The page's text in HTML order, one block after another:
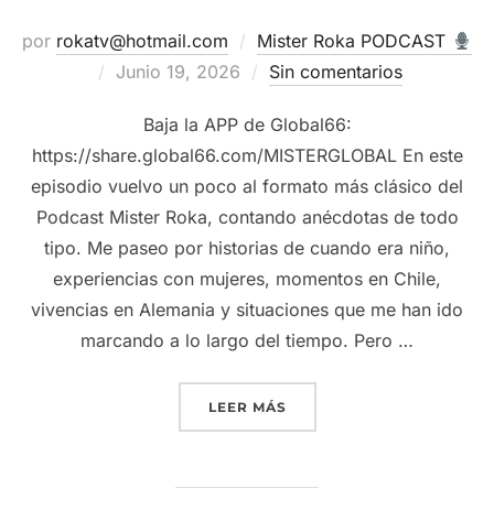
por rokatv@hotmail.com
Mister Roka PODCAST
Publicado
Junio 19, 2026 Sin comentarios
Baja la APP de Global66:
https://share.global66.com/MISTERGLOBAL En este
episodio vuelvo un poco al formato más clásico del
Podcast Mister Roka, contando anécdotas de todo
tipo. Me paseo por historias de cuando era niño,
experiencias con mujeres, momentos en Chile,
vivencias en Alemania y situaciones que me han ido
marcando a lo largo del tiempo. Pero …
LEER MÁS“DE RISAS A UN